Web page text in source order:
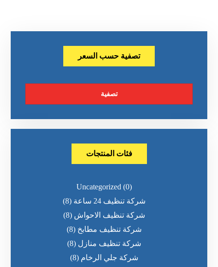
تصفية حسب السعر
تصفية
فئات المنتجات
Uncategorized (0)
شركة تنظيف 24 ساعة
(8)
شركة تنظيف الاحواش (8)
شركة تنظيف مطابخ (8)
شركة تنظيف منازل (8)
شركة جلي الرخام (8)